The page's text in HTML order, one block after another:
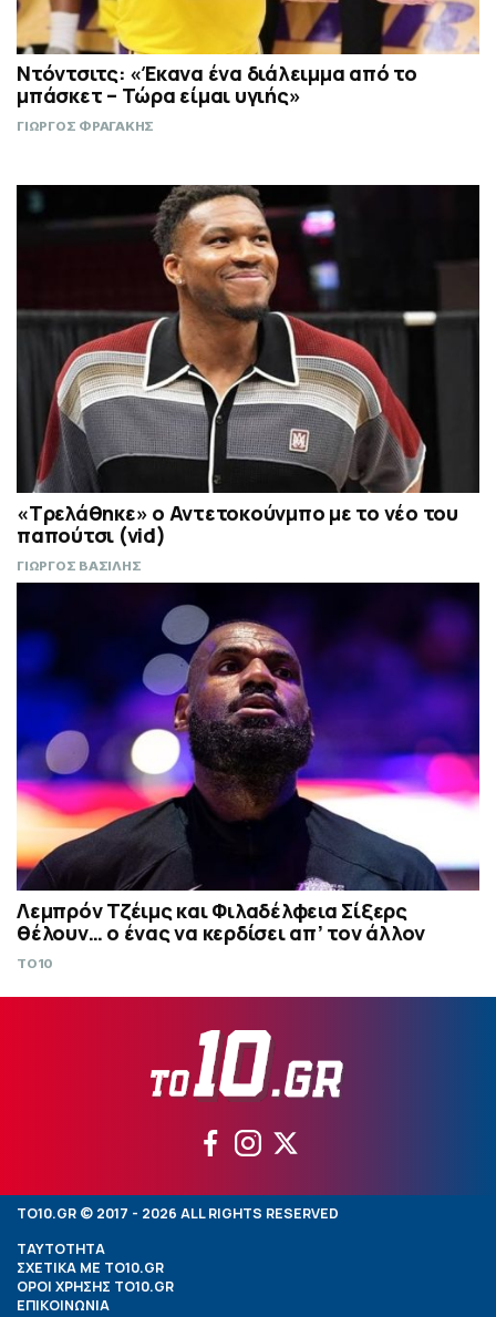
Ντόντσιτς: «Έκανα ένα διάλειμμα από το
μπάσκετ – Τώρα είμαι υγιής»
ΓΙΩΡΓΟΣ ΦΡΑΓΑΚΗΣ
«Τρελάθηκε» ο Αντετοκούνμπο με το νέο του
παπούτσι (vid)
ΓΙΩΡΓΟΣ ΒΑΣΙΛΗΣ
Λεμπρόν Τζέιμς και Φιλαδέλφεια Σίξερς
θέλουν… ο ένας να κερδίσει απ’ τον άλλον
TO10
TO10.GR © 2017 - 2026 ALL RIGHTS RESERVED
ΤΑΥΤΟΤΗΤΑ
ΣΧΕΤΙΚΑ ΜΕ TO10.GR
ΟΡΟΙ ΧΡΗΣΗΣ TO10.GR
ΕΠΙΚΟΙΝΩΝΙΑ